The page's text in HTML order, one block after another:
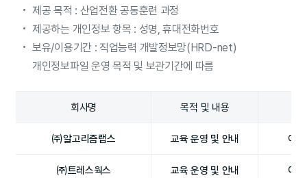
제공 목적 : 산업전환 공동훈련 과정
제공하는 개인정보 항목 : 성명, 휴대전화번호
보유/이용기간 : 직업능력 개발정보망(HRD-net)
개인정보파일 운영 목적 및 보관기간에 따름
회사명 목적 및 내용
㈜알고리즘랩스 교육 운영 및 안내 이
㈜트레스웍스 교육 운영 및 안내 이